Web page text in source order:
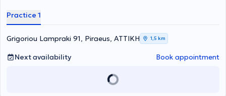
Practice 1
Grigoriou Lampraki 91, Piraeus, ΑΤΤΙΚΗ 1,5 km
Next availability Book appointment